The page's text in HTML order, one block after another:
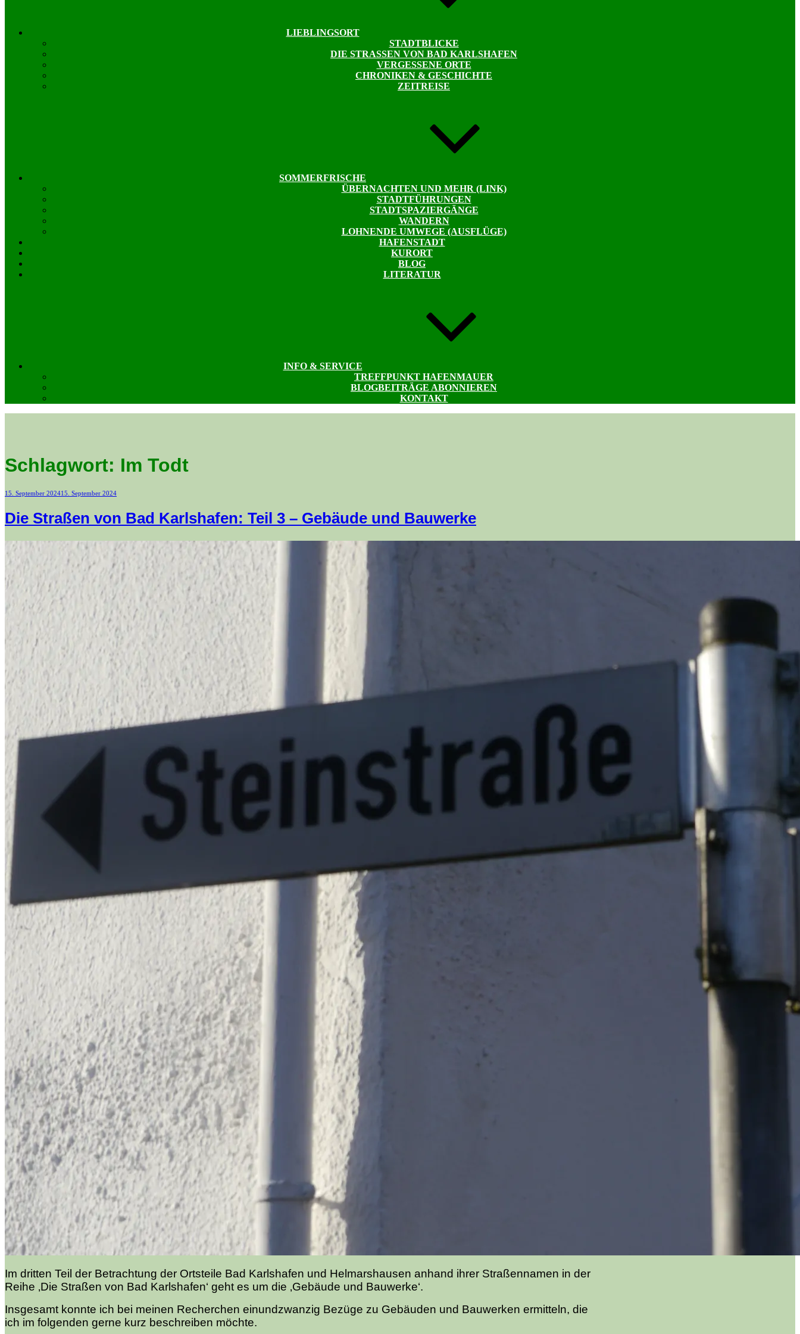
LIEBLINGSORT
STADTBLICKE
DIE STRASSEN VON BAD KARLSHAFEN
VERGESSENE ORTE
CHRONIKEN & GESCHICHTE
ZEITREISE
SOMMERFRISCHE
ÜBERNACHTEN UND MEHR (LINK)
STADTFÜHRUNGEN
STADTSPAZIERGÄNGE
WANDERN
LOHNENDE UMWEGE (AUSFLÜGE)
HAFENSTADT
KURORT
BLOG
LITERATUR
INFO & SERVICE
TREFFPUNKT HAFENMAUER
BLOGBEITRÄGE ABONNIEREN
KONTAKT
Schlagwort: Im Todt
Veröffentlicht
15. September 202415. September 2024
Die Straßen von Bad Karlshafen: Teil 3 – Gebäude und Bauwerke
Im dritten Teil der Betrachtung der Ortsteile Bad Karlshafen und Helmarshausen anhand ihrer Straßennamen in der
Reihe ‚Die Straßen von Bad Karlshafen‘ geht es um die ‚Gebäude und Bauwerke‘.
Insgesamt konnte ich bei meinen Recherchen einundzwanzig Bezüge zu Gebäuden und Bauwerken ermitteln, die
ich im folgenden gerne kurz beschreiben möchte.